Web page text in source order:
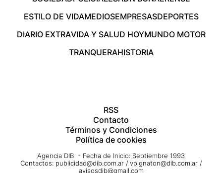
ESTILO DE VIDAMEDIOSEMPRESASDEPORTES
DIARIO EXTRAVIDA Y SALUD HOYMUNDO MOTOR
TRANQUERAHISTORIA
RSS
Contacto
Términos y Condiciones
Política de cookies
Agencia DIB - Fecha de Inicio: Septiembre 1993
Contactos: publicidad@dib.com.ar / vpignaton@dib.com.ar /
avisosdib@gmail.com